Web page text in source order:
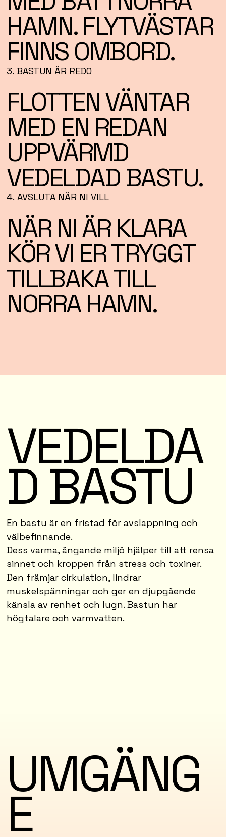
HAMN. FLYTVÄSTAR
FINNS OMBORD.
3. BASTUN ÄR REDO
FLOTTEN VÄNTAR
MED EN REDAN
UPPVÄRMD
VEDELDAD BASTU.
4. AVSLUTA NÄR NI VILL
NÄR NI ÄR KLARA
KÖR VI ER TRYGGT
TILLBAKA TILL
NORRA HAMN.
VEDELDA
D BASTU
En bastu är en fristad för avslappning och
välbefinnande.
Dess varma, ångande miljö hjälper till att rensa
sinnet och kroppen från stress och toxiner.
Den främjar cirkulation, lindrar
muskelspänningar och ger en djupgående
känsla av renhet och lugn. Bastun har
högtalare och varmvatten.
UMGÄNG
E